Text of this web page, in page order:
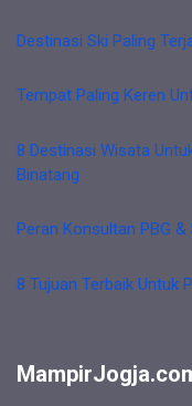
Destinasi Ski Paling
Tempat Paling Keren
8 Destinasi Wisata
Binatang
Peran Konsultan PBG
8 Tujuan Terbaik Untuk